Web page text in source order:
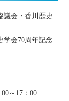
議会・香川歴史
学会70周年記念
～17：00